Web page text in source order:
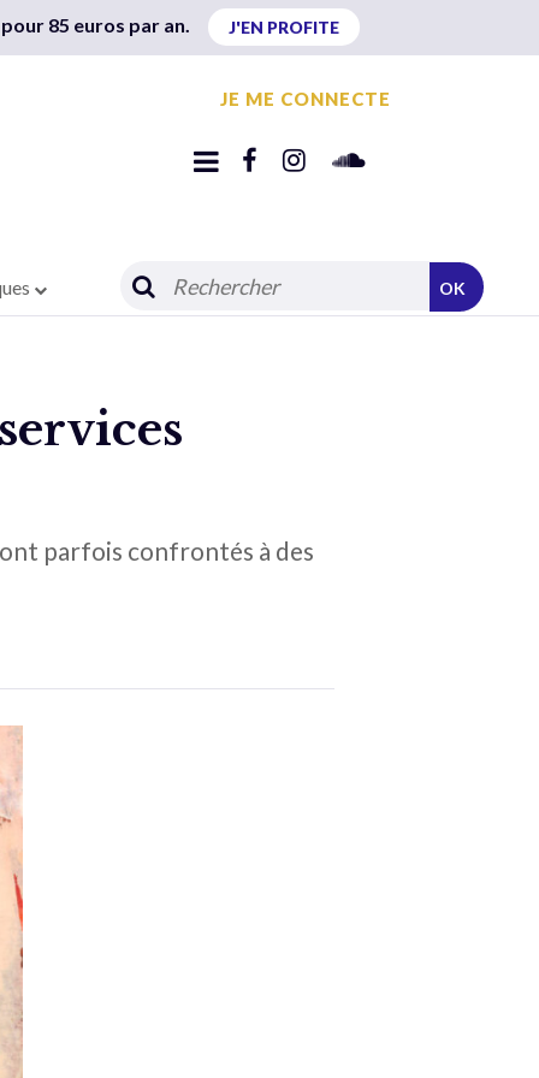
85 euros par an. J'EN PROFITE
JE ME CONNECTE
OK
parfois confrontés à des